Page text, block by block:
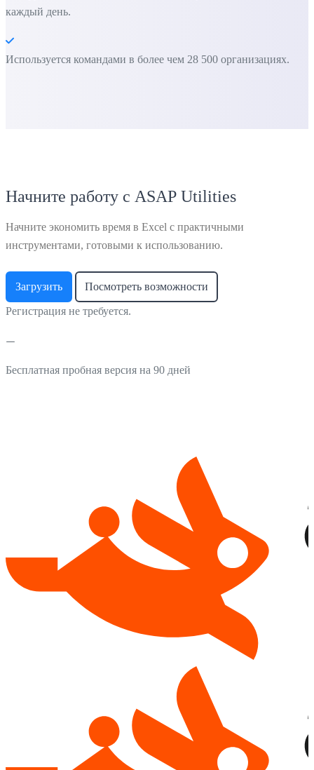
каждый день.
Используется командами в более чем 28 500 организациях.
Начните работу с ASAP Utilities
Начните экономить время в Excel с практичными
инструментами, готовыми к использованию.
Загрузить Посмотреть возможности
Регистрация не требуется.
Бесплатная пробная версия на 90 дней